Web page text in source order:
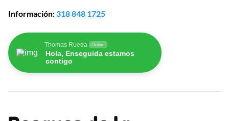
Información: 318 848 1725
Thomas Rueda Online
Hola, Enseguida estamos
contigo